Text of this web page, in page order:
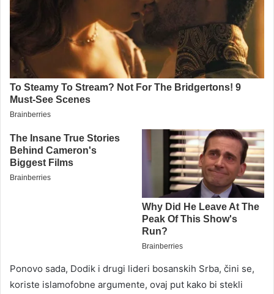
Ponovo sada, Dodik i drugi lideri bosanskih Srba, čini se,
koriste islamofobne argumente, ovaj put kako bi stekli